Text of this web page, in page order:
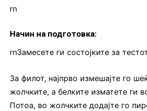
rn
Начин на подготовка:
rnЗамесете ги состојките за
За филот, најпрво измешајте го
жолчките, а белките изматете ги
Потоа, во жолчките додајте го